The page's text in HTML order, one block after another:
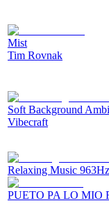
Mist
Tim Rovnak
Soft Background
Vibecraft
Relaxing Music
PUETO PA LO MIO